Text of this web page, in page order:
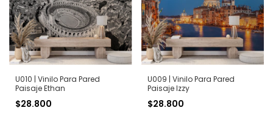
U010 | Vinilo Para Pared
Paisaje Ethan
$28.800
U009 | Vinilo Para Pared
Paisaje Izzy
$28.800